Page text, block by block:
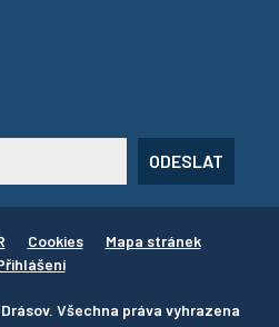
ODESLAT
Všechna práva vyhrazena
Cookies
Mapa stránek